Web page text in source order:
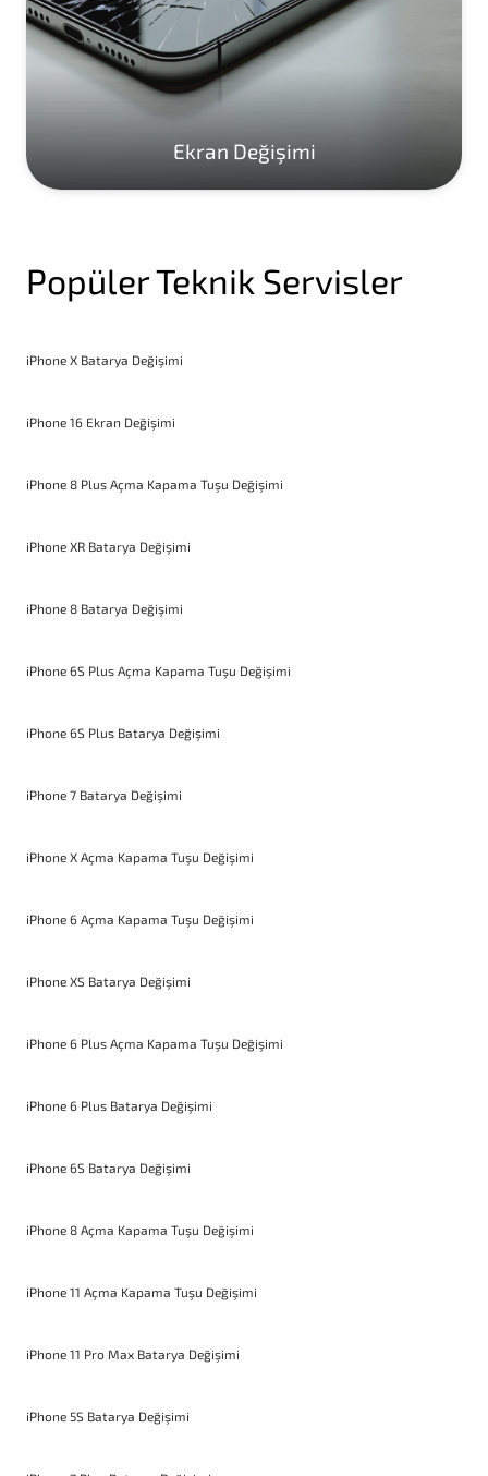
Ekran Değişimi
Popüler Teknik Servisler
iPhone X Batarya Değişimi
iPhone 16 Ekran Değişimi
iPhone 8 Plus Açma Kapama Tuşu Değişimi
iPhone XR Batarya Değişimi
iPhone 8 Batarya Değişimi
iPhone 6S Plus Açma Kapama Tuşu Değişimi
iPhone 6S Plus Batarya Değişimi
iPhone 7 Batarya Değişimi
iPhone X Açma Kapama Tuşu Değişimi
iPhone 6 Açma Kapama Tuşu Değişimi
iPhone XS Batarya Değişimi
iPhone 6 Plus Açma Kapama Tuşu Değişimi
iPhone 6 Plus Batarya Değişimi
iPhone 6S Batarya Değişimi
iPhone 8 Açma Kapama Tuşu Değişimi
iPhone 11 Açma Kapama Tuşu Değişimi
iPhone 11 Pro Max Batarya Değişimi
iPhone 5S Batarya Değişimi